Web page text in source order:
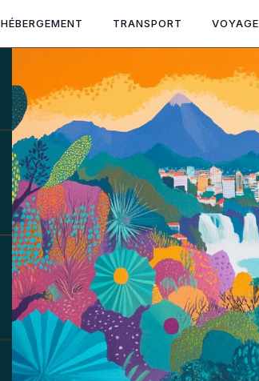
HÉBERGEMENT TRANSPORT VOYAGE